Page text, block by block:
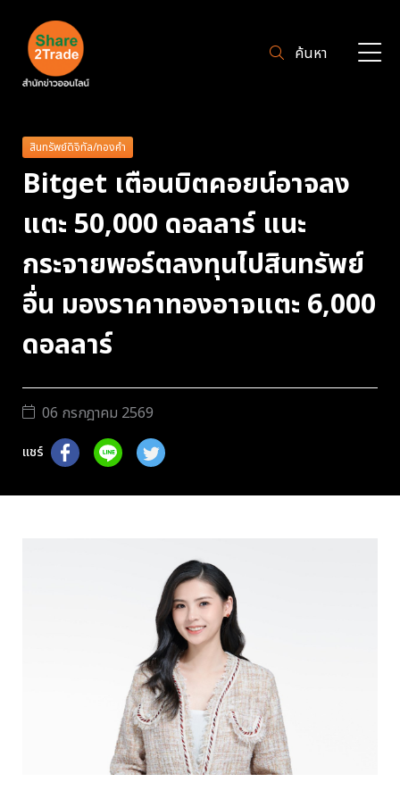
ค้นหา
สินทรัพย์ดิจิทัล/ทองคำ
Bitget เตือนบิตคอยน์อาจลง
แตะ 50,000 ดอลลาร์ แนะ
กระจายพอร์ตลงทุนไปสินทรัพย์
อื่น มองราคาทองอาจแตะ 6,000
ดอลลาร์
06 กรกฎาคม 2569
แชร์